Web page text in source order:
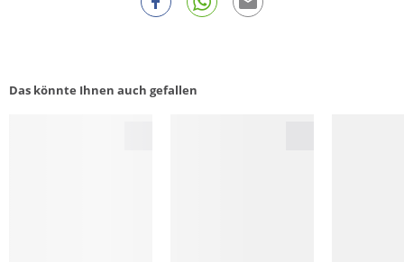
Das könnte Ihnen auch gefallen